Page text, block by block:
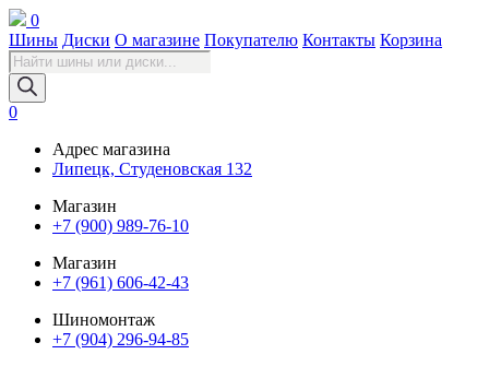
0
Шины Диски О магазине Покупателю Контакты Корзина
Поиск
товаров
0
Адрес магазина
Липецк, Студеновская 132
Магазин
+7 (900) 989-76-10
Магазин
+7 (961) 606-42-43
Шиномонтаж
+7 (904) 296-94-85